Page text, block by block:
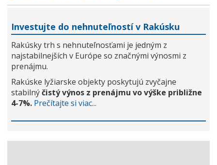
Investujte do nehnuteľností v Rakúsku
Rakúsky trh s nehnuteľnosťami je jedným z
najstabilnejších v Európe so značnými výnosmi z
prenájmu.
Rakúske lyžiarske objekty poskytujú zvyčajne
stabilnýčistý výnos z prenájmu vo výške približne
4-7%. Prečítajte si viac...